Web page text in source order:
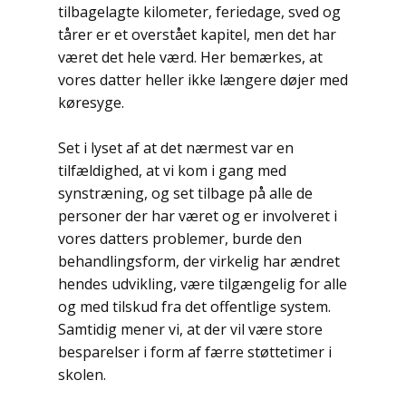
tilbagelagte kilometer, feriedage, sved og
tårer er et overstået kapitel, men det har
været det hele værd. Her bemærkes, at
vores datter heller ikke længere døjer med
køresyge.
Set i lyset af at det nærmest var en
tilfældighed, at vi kom i gang med
synstræning, og set tilbage på alle de
personer der har været og er involveret i
vores datters problemer, burde den
behandlingsform, der virkelig har ændret
hendes udvikling, være tilgængelig for alle
og med tilskud fra det offentlige system.
Samtidig mener vi, at der vil være store
besparelser i form af færre støttetimer i
skolen.